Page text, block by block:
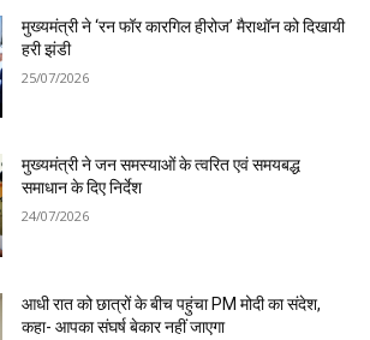
मुख्यमंत्री ने ‘रन फॉर कारगिल हीरोज’ मैराथॉन को दिखायी
हरी झंडी
25/07/2026
मुख्यमंत्री ने जन समस्याओं के त्वरित एवं समयबद्ध
समाधान के दिए निर्देश
24/07/2026
आधी रात को छात्रों के बीच पहुंचा PM मोदी का संदेश,
कहा- आपका संघर्ष बेकार नहीं जाएगा